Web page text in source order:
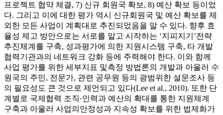
프로젝트 협약 체결, 7) 신규 회원국 확보, 8) 예산 확보 등이었
다. 그리고 이에 대한 평가 역시 신규회원국 및 예산 확보를 제
외한 모든 사업이 계획대로 추진되었음을 알 수 있다. 향후 효
율성 제고 방안으로는 서로를 알고 시작하는 ‘지피지기’전략
추진체계를 구축, 성과평가에 의한 지원시스템 구축, 타 개발
협력기관과의 네트워크 강화 등에 주력해야 한다. 이와 함께
사업 평가를 위한 세부지표 및측정 방법론의 개발과 아울러 수
원국의 주민, 전문가, 관련 공무원 등의 광범위한 설문조사 등
의 필요성도 큰 것으로 제언되고 있다(Lee et al., 2010). 또한 단
계별로 국제협력 조직·인력과 예산의 확대를 통한 지원체계
구축과 아울러 사업의안정성과 지속성 확보를 위한 법제화가